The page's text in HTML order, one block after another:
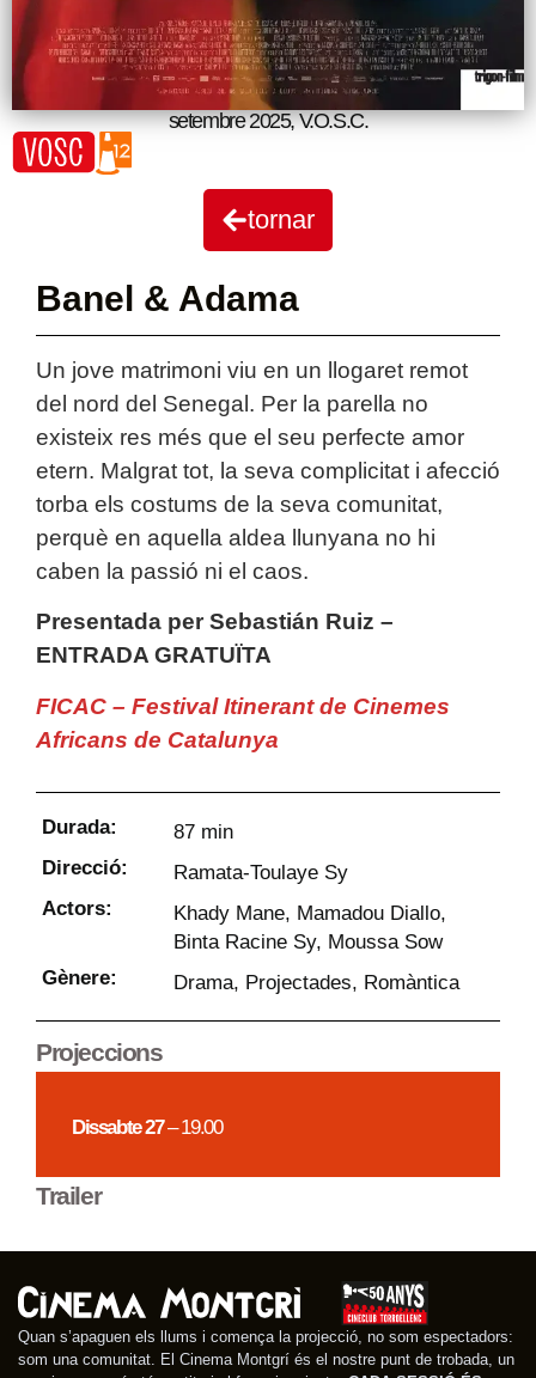
setembre 2025,V.O.S.C.
tornar
Banel & Adama
Un jove matrimoni viu en un llogaret remot
del nord del Senegal. Per la parella no
existeix res més que el seu perfecte amor
etern. Malgrat tot, la seva complicitat i afecció
torba els costums de la seva comunitat,
perquè en aquella aldea llunyana no hi
caben la passió ni el caos.
Presentada per Sebastián Ruiz –
ENTRADA GRATUÏTA
FICAC – Festival Itinerant de Cinemes
Africans de Catalunya
Durada:
87 min
Direcció:
Ramata-Toulaye Sy
Actors:
Khady Mane, Mamadou Diallo,
Binta Racine Sy, Moussa Sow
Gènere:
Drama, Projectades, Romàntica
Projeccions
Dissabte 27– 19.00
Trailer
Quan s’apaguen els llums i comença la projecció, no som espectadors:
som una comunitat. El Cinema Montgrí és el nostre punt de trobada, un